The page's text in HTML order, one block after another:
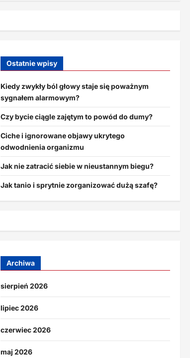
Ostatnie wpisy
Kiedy zwykły ból głowy staje się poważnym
sygnałem alarmowym?
Czy bycie ciągle zajętym to powód do dumy?
Ciche i ignorowane objawy ukrytego
odwodnienia organizmu
Jak nie zatracić siebie w nieustannym biegu?
Jak tanio i sprytnie zorganizować dużą szafę?
Archiwa
sierpień 2026
lipiec 2026
czerwiec 2026
maj 2026